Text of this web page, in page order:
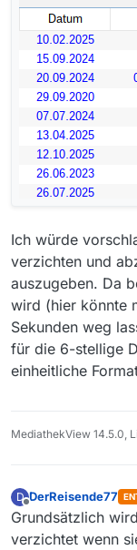
Ich würde
verzichten und
auszugeben. Da
wird (hier könnte
Sekunden weg
für die 6-stellige
einheitliche
MediathekView 14.5.0,
D
Offline
DerReisende77
Grundsätzlich
verzichtet wenn